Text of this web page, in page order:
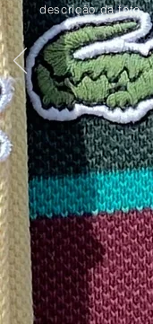
descrição da foto.